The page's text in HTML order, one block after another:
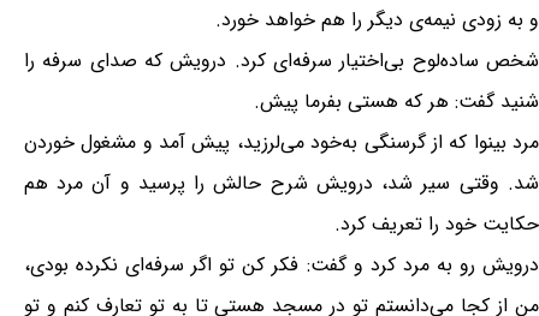
و به زودی نیمه‌ی دیگر را هم خواهد خورد.
شخص ساده‌لوح بی‌اختیار سرفه‌ای کرد. درویش که صدای سرفه را
شنید گفت: هر که هستی بفرما پیش.
مرد بینوا که از گرسنگی به‌خود می‌لرزید، پیش آمد و مشغول خوردن
شد. وقتی سیر شد، درویش شرح حالش را پرسید و آن مرد هم
حکایت خود را تعریف کرد.
درویش رو به مرد کرد و گفت: فکر کن تو اگر سرفه‌ای نکرده بودی،
من از کجا می‌دانستم تو در مسجد هستی تا به تو تعارف کنم و تو